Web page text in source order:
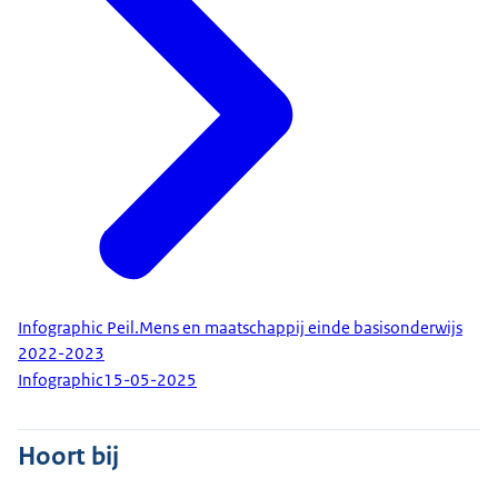
Infographic Peil.Mens en maatschappij einde basisonderwijs
2022-2023
Infographic15-05-2025
Hoort bij